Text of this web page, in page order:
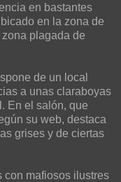
en bastantes
en la zona de
plagada de
de un local
a unas claraboyas
En el salón, que
su web, destaca
grises y de ciertas
con mafiosos ilustres